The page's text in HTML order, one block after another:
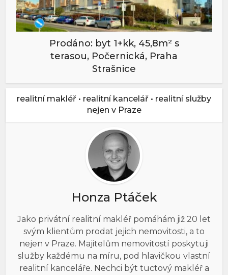
Prodáno: byt 1+kk, 45,8m² s
terasou, Počernická, Praha
Strašnice
realitní makléř • realitní kancelář • realitní služby
nejen v Praze
Honza Ptáček
Jako privátní realitní makléř pomáhám již 20 let
svým klientům prodat jejich nemovitosti, a to
nejen v Praze. Majitelům nemovitostí poskytuji
služby každému na míru, pod hlavičkou vlastní
realitní kanceláře. Nechci být tuctový makléř a